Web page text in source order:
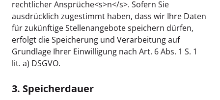
rechtlicher Ansprüche<s>n</s>. Sofern Sie
ausdrücklich zugestimmt haben, dass wir Ihre Daten
für zukünftige Stellenangebote speichern dürfen,
erfolgt die Speicherung und Verarbeitung auf
Grundlage Ihrer Einwilligung nach Art. 6 Abs. 1 S. 1
lit. a) DSGVO.
3. Speicherdauer